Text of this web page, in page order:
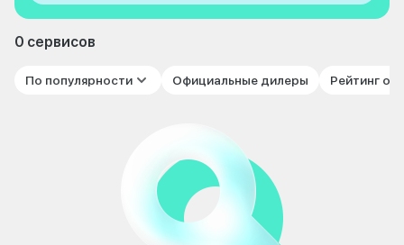
0 сервисов
По популярности Официальные дилеры Рейтинг